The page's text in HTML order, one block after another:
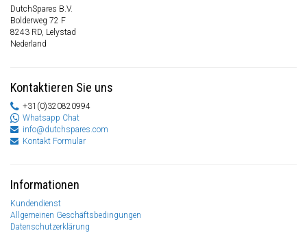
DutchSpares B.V.
Bolderweg 72 F
8243 RD, Lelystad
Nederland
Kontaktieren Sie uns
+31(0)320820994
Whatsapp Chat
info@dutchspares.com
Kontakt Formular
Informationen
Kundendienst
Allgemeinen Geschäftsbedingungen
Datenschutzerklärung